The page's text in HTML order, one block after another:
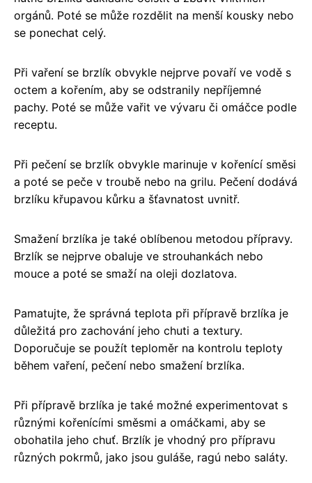
orgánů. Poté se může rozdělit na menší kousky nebo
se ponechat celý.
Při vaření se brzlík obvykle nejprve povaří ve vodě s
octem a kořením, aby se odstranily nepříjemné
pachy. Poté se může vařit ve vývaru či omáčce podle
receptu.
Při pečení se brzlík obvykle marinuje v kořenící směsi
a poté se peče v troubě nebo na grilu. Pečení dodává
brzlíku křupavou kůrku a šťavnatost uvnitř.
Smažení brzlíka je také oblíbenou metodou přípravy.
Brzlík se nejprve obaluje ve strouhankách nebo
mouce a poté se smaží na oleji dozlatova.
Pamatujte, že správná teplota při přípravě brzlíka je
důležitá pro zachování jeho chuti a textury.
Doporučuje se použít teploměr na kontrolu teploty
během vaření, pečení nebo smažení brzlíka.
Při přípravě brzlíka je také možné experimentovat s
různými kořenícími směsmi a omáčkami, aby se
obohatila jeho chuť. Brzlík je vhodný pro přípravu
různých pokrmů, jako jsou guláše, ragú nebo saláty.